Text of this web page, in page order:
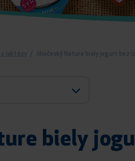
laktózy/ Jihočeský Nature biely jogurt bez
biely